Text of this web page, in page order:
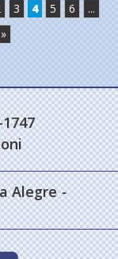
3 4 5 6
...
Alegre-